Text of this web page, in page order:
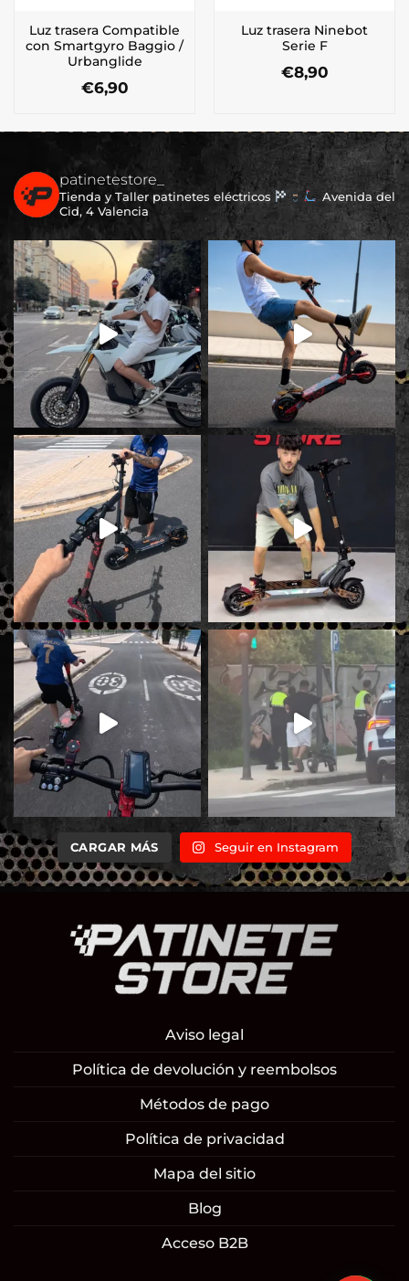
Luz trasera Compatible
con Smartgyro Baggio /
Urbanglide
€6,90
Luz trasera Ninebot
Serie F
€8,90
patinetestore_
Tienda y Taller patinetes eléctricos
Avenida del
Cid, 4 Valencia
CARGAR MÁS Seguir en Instagram
Aviso legal
Política de devolución y reembolsos
Métodos de pago
Política de privacidad
Mapa del sitio
Blog
Acceso B2B